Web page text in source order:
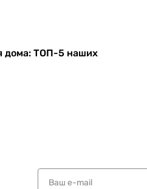
дома: ТОП-5 наших